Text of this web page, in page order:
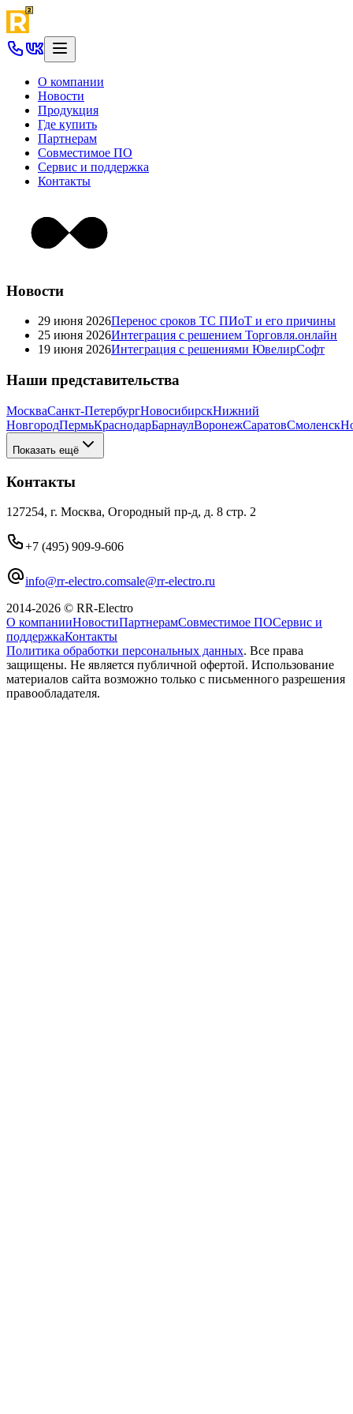
О компании
Новости
Продукция
Где купить
Партнерам
Совместимое ПО
Сервис и поддержка
Контакты
Новости
29 июня 2026Перенос сроков ТС ПИоТ и его причины
25 июня 2026Интеграция с решением Торговля.онлайн
19 июня 2026Интеграция с решениями ЮвелирСофт
Наши представительства
МоскваСанкт-ПетербургНовосибирскНижний
НовгородПермьКраснодарБарнаулВоронежСаратовСмоленск
Показать ещё
Контакты
127254, г. Москва, Огородный пр-д, д. 8 стр. 2
+7 (495) 909-9-606
info@rr-electro.comsale@rr-electro.ru
2014-2026 © RR-Electro
О компанииНовостиПартнерамСовместимое ПОСервис и
поддержкаКонтакты
Политика обработки персональных данных. Все права
защищены. Не является публичной офертой. Использование
материалов сайта возможно только с письменного разрешения
правообладателя.